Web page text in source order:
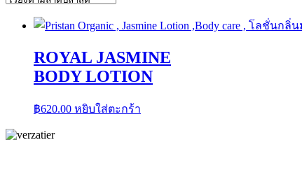
ROYAL JASMINE
BODY LOTION
฿620.00 หยิบใส่ตะกร้า